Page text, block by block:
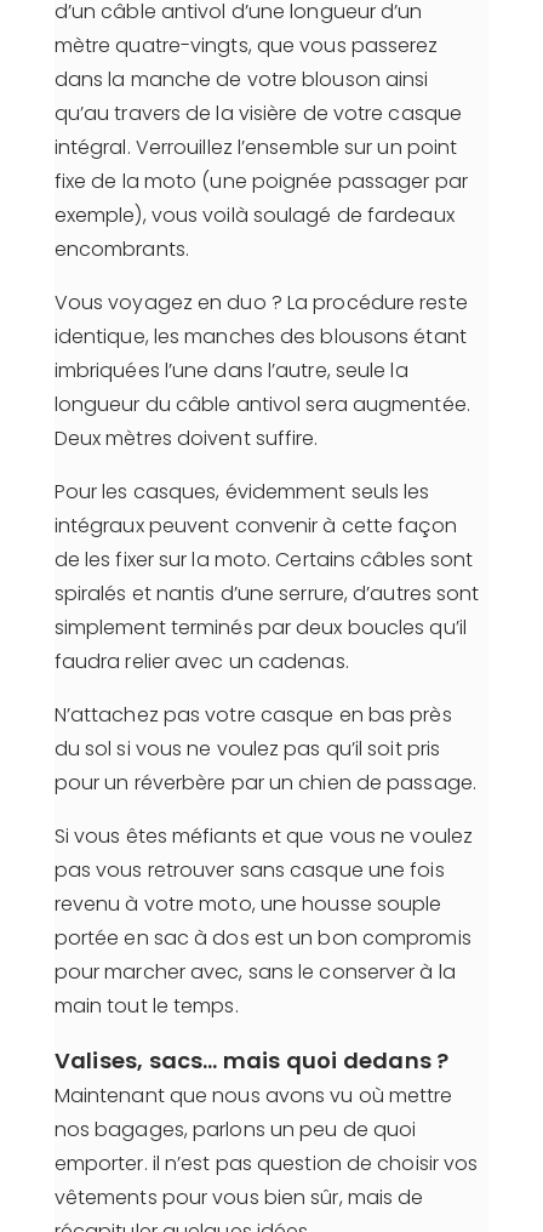
d’un câble antivol d’une longueur d’un
mètre quatre-vingts, que vous passerez
dans la manche de votre blouson ainsi
qu’au travers de la visière de votre casque
intégral. Verrouillez l’ensemble sur un point
fixe de la moto (une poignée passager par
exemple), vous voilà soulagé de fardeaux
encombrants.
Vous voyagez en duo ? La procédure reste
identique, les manches des blousons étant
imbriquées l’une dans l’autre, seule la
longueur du câble antivol sera augmentée.
Deux mètres doivent suffire.
Pour les casques, évidemment seuls les
intégraux peuvent convenir à cette façon
de les fixer sur la moto. Certains câbles sont
spiralés et nantis d’une serrure, d’autres sont
simplement terminés par deux boucles qu’il
faudra relier avec un cadenas.
N’attachez pas votre casque en bas près
du sol si vous ne voulez pas qu’il soit pris
pour un réverbère par un chien de passage.
Si vous êtes méfiants et que vous ne voulez
pas vous retrouver sans casque une fois
revenu à votre moto, une housse souple
portée en sac à dos est un bon compromis
pour marcher avec, sans le conserver à la
main tout le temps.
Valises, sacs… mais quoi dedans ?
Maintenant que nous avons vu où mettre
nos bagages, parlons un peu de quoi
emporter. il n’est pas question de choisir vos
vêtements pour vous bien sûr, mais de